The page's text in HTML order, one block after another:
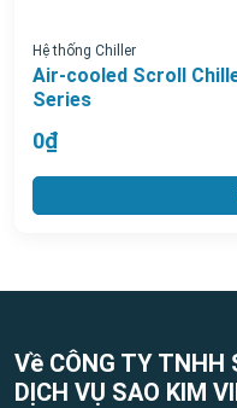
Hệ thống Chiller
Air-cooled Scroll
Series
0₫
Về CÔNG TY TNHH
DỊCH VỤ SAO KIM